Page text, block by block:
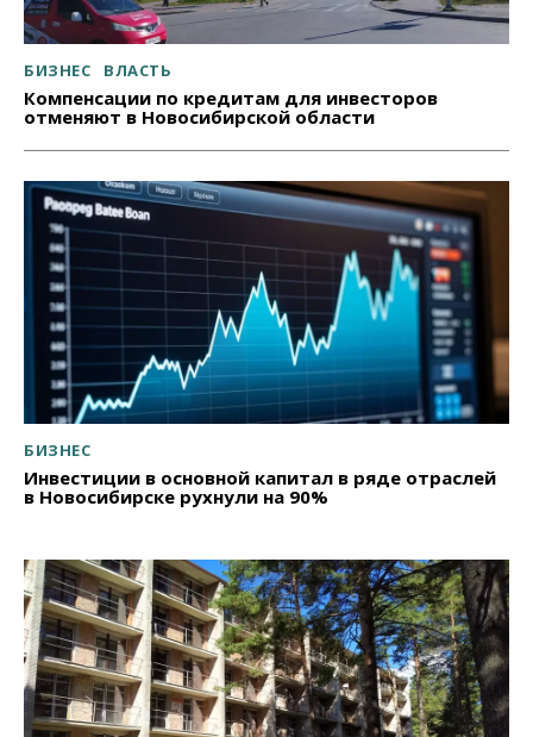
БИЗНЕС ВЛАСТЬ
Компенсации по кредитам для инвесторов
отменяют в Новосибирской области
БИЗНЕС
Инвестиции в основной капитал в ряде отраслей
в Новосибирске рухнули на 90%